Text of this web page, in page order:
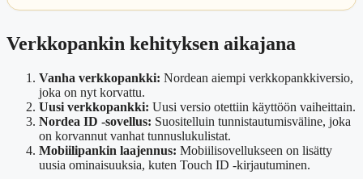
Verkkopankin kehityksen aikajana
Vanha verkkopankki: Nordean aiempi verkkopankkiversio,
joka on nyt korvattu.
Uusi verkkopankki: Uusi versio otettiin käyttöön vaiheittain.
Nordea ID -sovellus: Suositelluin tunnistautumisväline, joka
on korvannut vanhat tunnuslukulistat.
Mobiilipankin laajennus: Mobiilisovellukseen on lisätty
uusia ominaisuuksia, kuten Touch ID -kirjautuminen.